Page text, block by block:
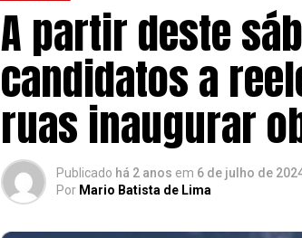
A partir deste
candidatos a
ruas inaugurar
Publicado há 2 anos em 6 de julho de
Por Mario Batista de Lima